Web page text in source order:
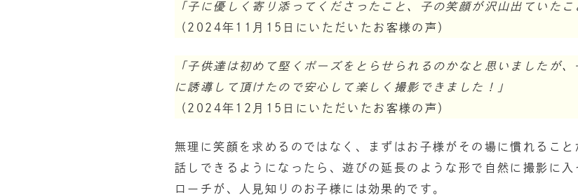
「子に優しく寄り添ってくださったこと、子の笑顔が沢山出ていたこ
（2024年11月15日にいただいたお客様の声）
「子供達は初めて堅くポーズをとらせられるのかなと思いましたが
に誘導して頂けたので安心して楽しく撮影できました！」
（2024年12月15日にいただいたお客様の声）
無理に笑顔を求めるのではなく、まずはお子様がその場に慣れるこ
話しできるようになったら、遊びの延長のような形で自然に撮影に
ローチが、人見知りのお子様には効果的です。